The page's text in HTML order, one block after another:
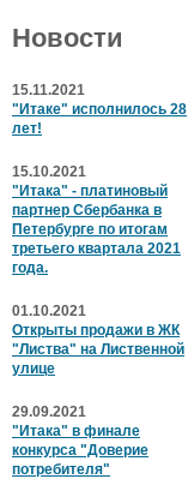
Новости
15.11.2021
"Итаке" исполнилось 28
лет!
15.10.2021
"Итака" - платиновый
партнер Сбербанка в
Петербурге по итогам
третьего квартала 2021
года.
01.10.2021
Открыты продажи в ЖК
"Листва" на Лиственной
улице
29.09.2021
"Итака" в финале
конкурса "Доверие
потребителя"